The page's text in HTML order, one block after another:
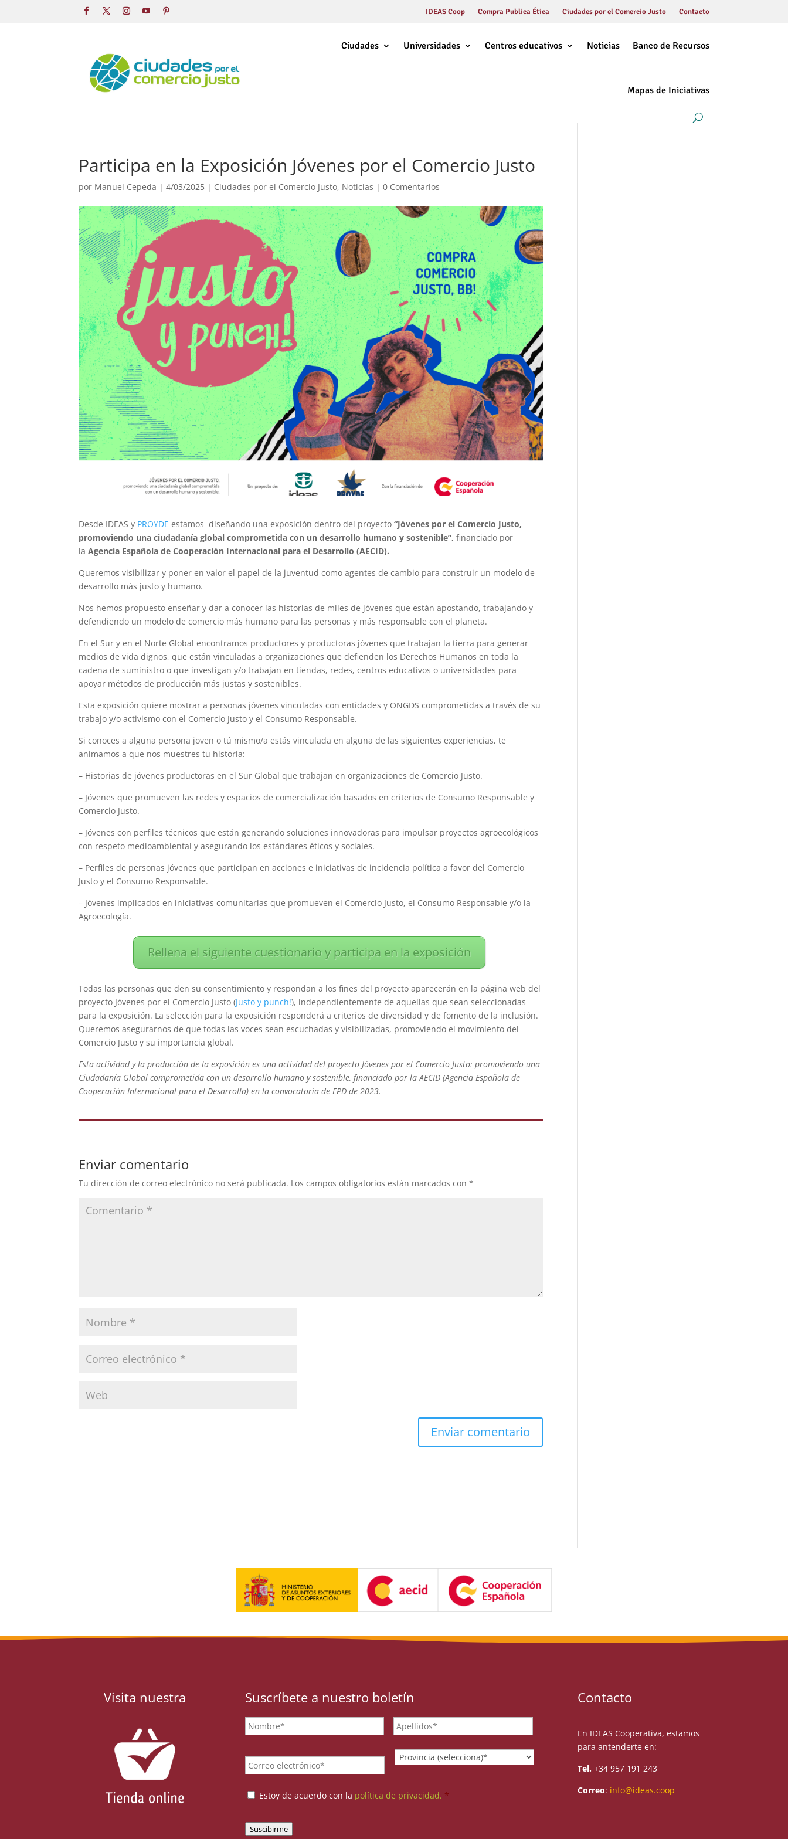
IDEAS Coop Compra Publica Ética Ciudades por el Comercio Justo Contacto
Ciudades Universidades Centros educativos Noticias Banco de Recursos
Mapas de Iniciativas
Participa en la Exposición Jóvenes por el Comercio Justo
por Manuel Cepeda |4/03/2025 | Ciudades por el Comercio Justo, Noticias |0 Comentarios
Desde IDEAS y PROYDE estamos diseñando una exposición dentro del proyecto“Jóvenes por el Comercio Justo,
promoviendo una ciudadanía global comprometida con un desarrollo humano y sostenible”,financiado por
laAgencia Española de Cooperación Internacional para el Desarrollo (AECID).
Queremos visibilizar y poner en valor el papel de la juventud como agentes de cambio para construir un modelo de
desarrollo más justo y humano.
Nos hemos propuesto enseñar y dar a conocer las historias de miles de jóvenes que están apostando, trabajando y
defendiendo un modelo de comercio más humano para las personas y más responsable con el planeta.
En el Sur y en el Norte Global encontramos productores y productoras jóvenes que trabajan la tierra para generar
medios de vida dignos, que están vinculadas a organizaciones que defienden los Derechos Humanos en toda la
cadena de suministro o que investigan y/o trabajan en tiendas, redes, centros educativos o universidades para
apoyar métodos de producción más justas y sostenibles.
Esta exposición quiere mostrar a personas jóvenes vinculadas con entidades y ONGDS comprometidas a través de su
trabajo y/o activismo con el Comercio Justo y el Consumo Responsable.
Si conoces a alguna persona joven o tú mismo/a estás vinculada en alguna de las siguientes experiencias, te
animamos a que nos muestres tu historia:
– Historias de jóvenes productoras en el Sur Global que trabajan en organizaciones de Comercio Justo.
– Jóvenes que promueven las redes y espacios de comercialización basados en criterios de Consumo Responsable y
Comercio Justo.
– Jóvenes con perfiles técnicos que están generando soluciones innovadoras para impulsar proyectos agroecológicos
con respeto medioambiental y asegurando los estándares éticos y sociales.
– Perfiles de personas jóvenes que participan en acciones e iniciativas de incidencia política a favor del Comercio
Justo y el Consumo Responsable.
– Jóvenes implicados en iniciativas comunitarias que promueven el Comercio Justo, el Consumo Responsable y/o la
Agroecología.
Rellena el siguiente cuestionario y participa en la exposición
Todas las personas que den su consentimiento y respondan a los fines del proyecto aparecerán en la página web del
proyecto Jóvenes por el Comercio Justo (Justo y punch!), independientemente de aquellas que sean seleccionadas
para la exposición. La selección para la exposición responderá a criterios de diversidad y de fomento de la inclusión.
Queremos asegurarnos de que todas las voces sean escuchadas y visibilizadas, promoviendo el movimiento del
Comercio Justo y su importancia global.
Esta actividad y la producción de la exposición es una actividad del proyecto Jóvenes por el Comercio Justo: promoviendo una
Ciudadanía Global comprometida con un desarrollo humano y sostenible, financiado por la AECID (Agencia Española de
Cooperación Internacional para el Desarrollo) en la convocatoria de EPD de 2023.
Enviar comentario
Tu dirección de correo electrónico no será publicada. Los campos obligatorios están marcados con*
Visita nuestra Suscríbete a nuestro boletín
Provincia *
Consentimiento
Estoy de acuerdo con la política de privacidad. *
Suscibirme
Contacto
En IDEAS Cooperativa, estamos
para antenderte en:
Tel. +34 957 191 243
Correo: info@ideas.coop